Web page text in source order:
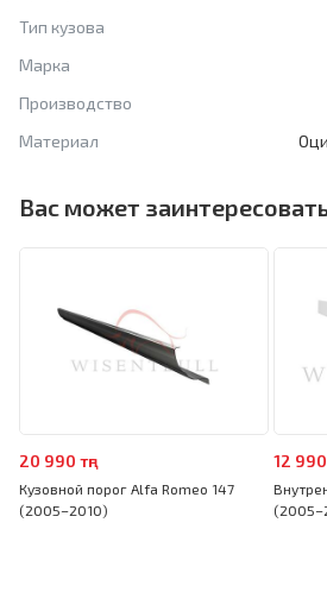
Тип кузова
Марка
Производство
Материал
Вас может
20 990 тңг
Кузовной порог Alfa Romeo 147
(2005–2010)
12 990